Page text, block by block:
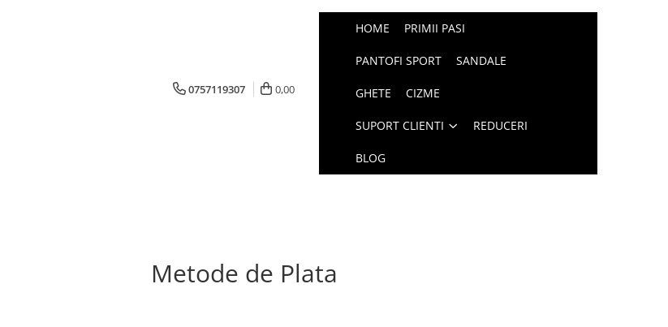
0757119307 0,00
HOME PRIMII PASI
PANTOFI SPORT SANDALE
GHETE CIZME
SUPORT CLIENTI REDUCERI
BLOG
Metode de Plata